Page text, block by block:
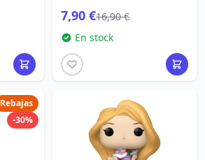
7,90 €16,90 €
En stock
Rebajas
-30%